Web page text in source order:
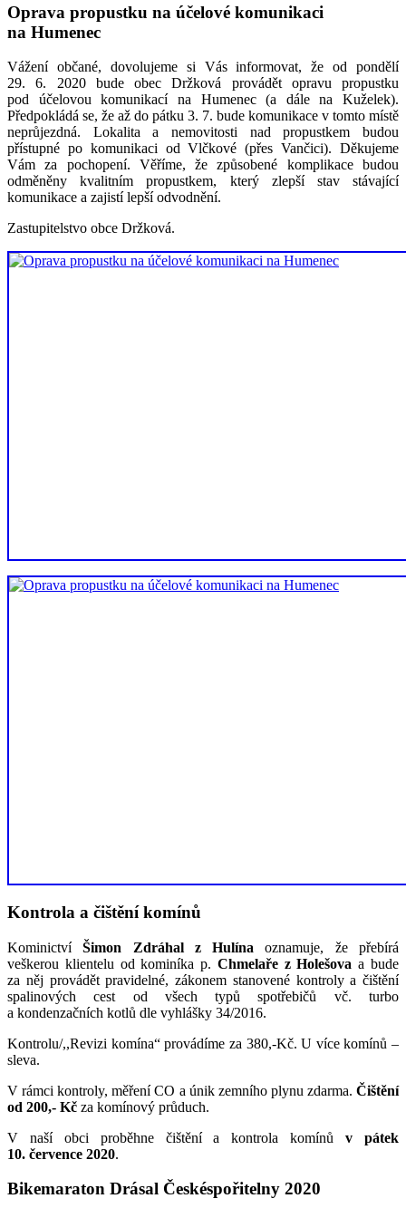
Oprava propustku na účelové komunikaci
na Humenec
Vážení občané, dovolujeme si Vás informovat, že od pondělí
29. 6. 2020 bude obec Držková provádět opravu propustku
pod účelovou komunikací na Humenec (a dále na Kuželek).
Předpokládá se, že až do pátku 3. 7. bude komunikace v tomto místě
neprůjezdná. Lokalita a nemovitosti nad propustkem budou
přístupné po komunikaci od Vlčkové (přes Vančici). Děkujeme
Vám za pochopení. Věříme, že způsobené komplikace budou
odměněny kvalitním propustkem, který zlepší stav stávající
komunikace a zajistí lepší odvodnění.
Zastupitelstvo obce Držková.
Kontrola a čištění komínů
KominictvíŠimon Zdráhal z Hulína oznamuje, že přebírá
veškerou klientelu od kominíka p. Chmelaře z Holešova a bude
za něj provádět pravidelné, zákonem stanovené kontroly a čištění
spalinových cest od všech typů spotřebičů vč. turbo
a kondenzačních kotlů dle vyhlášky 34/2016.
Kontrolu/,,Revizi komína“ provádíme za 380,-Kč. U více komínů –
sleva.
V rámci kontroly, měření CO a únik zemního plynu zdarma. Čištění
od 200,- Kč za komínový průduch.
V naší obci proběhne čištění a kontrola komínův pátek
10. července 2020.
Bikemaraton Drásal Českéspořitelny 2020